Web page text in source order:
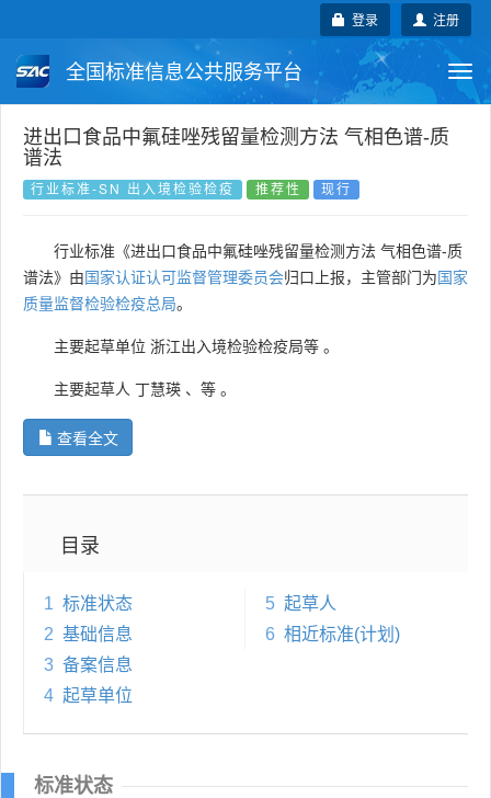
注册
登录
全国标准信息公共服务平台
国家标准 行业标准 地方标准
团体标准 企业标准
国外标准 技术委员会
进出口食品中氟硅唑残留量检测方法 气相色谱-质
谱法
行业标准-SN 出入境检验检疫 推荐性 现行
行业标准《进出口食品中氟硅唑残留量检测方法 气相色谱-质
谱法》由国家认证认可监督管理委员会归口上报，主管部门为国家
质量监督检验检疫总局。
主要起草单位 浙江出入境检验检疫局等 。
主要起草人 丁慧瑛 、 等 。
查看全文
目录
1 标准状态
2 基础信息
3 备案信息
4 起草单位
5 起草人
6 相近标准(计划)
标准状态